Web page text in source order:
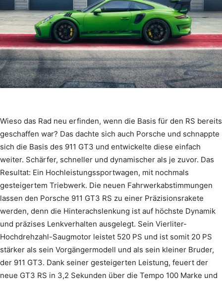
Wieso das Rad neu erfinden, wenn die Basis für den RS bereits
geschaffen war? Das dachte sich auch Porsche und schnappte
sich die Basis des 911 GT3 und entwickelte diese einfach
weiter. Schärfer, schneller und dynamischer als je zuvor. Das
Resultat: Ein Hochleistungssportwagen, mit nochmals
gesteigertem Triebwerk. Die neuen Fahrwerkabstimmungen
lassen den Porsche 911 GT3 RS zu einer Präzisionsrakete
werden, denn die Hinterachslenkung ist auf höchste Dynamik
und präzises Lenkverhalten ausgelegt. Sein Vierliter-
Hochdrehzahl-Saugmotor leistet 520 PS und ist somit 20 PS
stärker als sein Vorgängermodell und als sein kleiner Bruder,
der 911 GT3. Dank seiner gesteigerten Leistung, feuert der
neue GT3 RS in 3,2 Sekunden über die Tempo 100 Marke und